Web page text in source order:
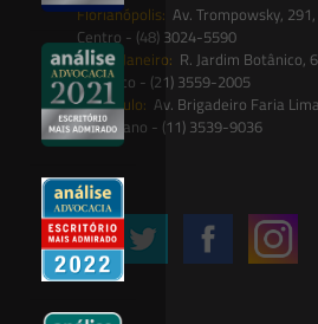
Florianópolis: Av. Trompowsky,
Centro - (48) 3024-5590
Rio de Janeiro: R. Jardim Botânico,
Botânico - (21) 3559-2005
São Paulo: Av. Brigadeiro Faria
Paulistano - (11) 3539-9036
Siga-nos